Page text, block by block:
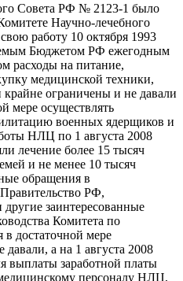
Совета РФ № 2123-1 было
Научно-лечебного
работу 10 октября 1993
Бюджетом РФ ежегодным
расходы на питание,
медицинской техники,
ограничены и не давали
мере осуществлять
военных ядерщиков и
НЛЦ по 1 августа 2008
лечение более 15 тысяч
и не менее 10 тысяч
обращения в
РФ,
заинтересованные
Комитета по
достаточной мере
давали, а на 1 августа 2008
выплаты заработной платы
персоналу НЛЦ,